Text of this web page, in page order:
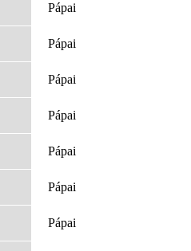
Pápai
Pápai
Pápai
Pápai
Pápai
Pápai
Pápai